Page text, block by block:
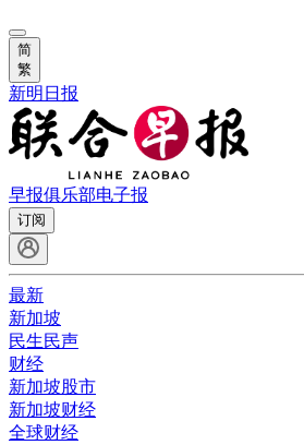
简
繁
新明日报
早报俱乐部电子报
订阅
最新
新加坡
民生民声
财经
新加坡股市
新加坡财经
全球财经